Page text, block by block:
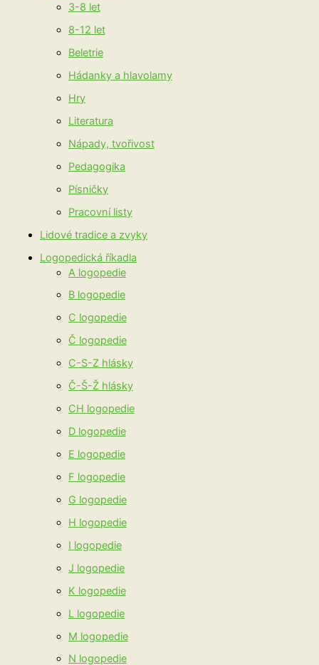
3-8 let
8-12 let
Beletrie
Hádanky a hlavolamy
Hry
Literatura
Nápady, tvořivost
Pedagogika
Písničky
Pracovní listy
Lidové tradice a zvyky
Logopedická říkadla
A logopedie
B logopedie
C logopedie
Č logopedie
C-S-Z hlásky
Č-Š-Ž hlásky
CH logopedie
D logopedie
E logopedie
F logopedie
G logopedie
H logopedie
I logopedie
J logopedie
K logopedie
L logopedie
M logopedie
N logopedie